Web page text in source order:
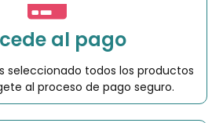
al pago
seleccionado todos los productos
al proceso de pago seguro.